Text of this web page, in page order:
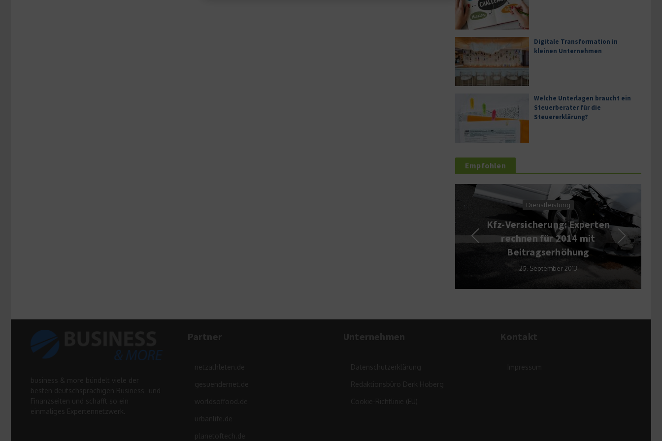
Digitale Transformation in
kleinen Unternehmen
Welche Unterlagen braucht ein
Steuerberater für die
Steuererklärung?
Empfohlen
Dienstleistung
Kfz-Versicherung: Experten
rechnen für 2014 mit
Beitragserhöhung
25. September 2013
business & more bündelt viele der
besten deutschsprachigen Business -und
Finanzseiten und schafft so ein
einmaliges Expertennetzwerk.
Partner
netzathleten.de
gesuendernet.de
worldsoffood.de
urbanlife.de
planetoftech.de
Unternehmen
Datenschutzerklärung
Redaktionsbüro Derk Hoberg
Cookie-Richtlinie (EU)
Kontakt
Impressum